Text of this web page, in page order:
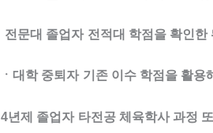
전문대 졸업자 전적대 학점을 확인한
ㆍ대학 중퇴자 기존 이수 학점을 활용
4년제 졸업자 타전공 체육학사 과정